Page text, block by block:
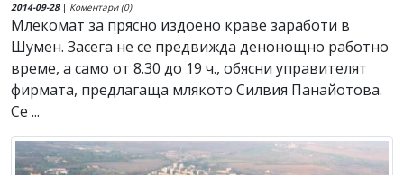
2014-09-28| Коментари (0)
Млекомат за прясно издоено краве заработи в
Шумен. Засега не се предвижда денонощно работно
време, а само от 8.30 до 19 ч., обясни управителят
фирмата, предлагаща млякото Силвия Панайотова.
Се ...